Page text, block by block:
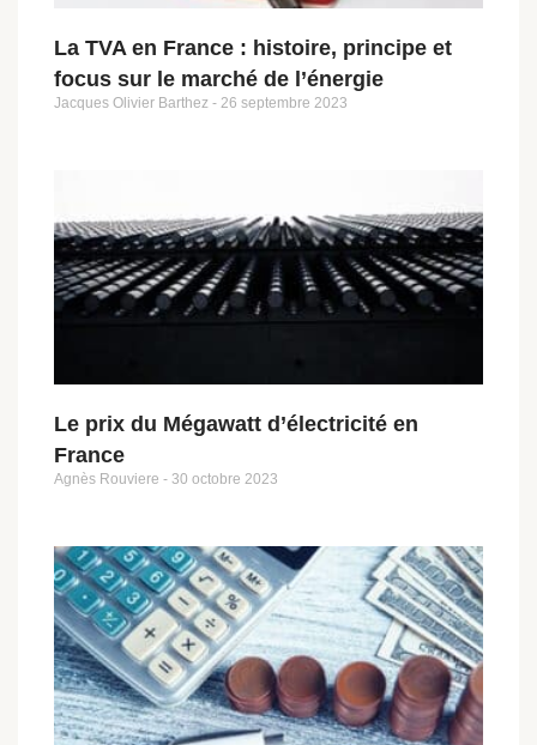
La TVA en France : histoire, principe et
focus sur le marché de l’énergie
Jacques Olivier Barthez 26 septembre 2023
Le prix du Mégawatt d’électricité en
France
Agnès Rouviere 30 octobre 2023